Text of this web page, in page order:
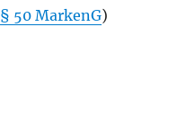
§ 50 MarkenG)